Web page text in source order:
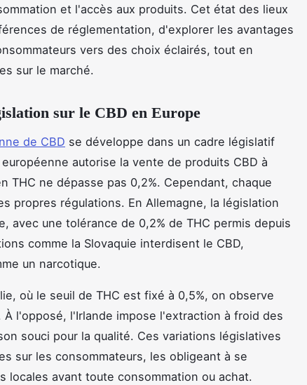
et l'accès aux produits. Cet état des lieux
de réglementation, d'explorer les avantages
vers des choix éclairés, tout en
sur le marché.
sur le CBD en Europe
de CBD se développe dans un cadre législatif
autorise la vente de produits CBD à
THC ne dépasse pas 0,2%. Cependant, chaque
propres régulations. En Allemagne, la législation
avec une tolérance de 0,2% de THC permis depuis
comme la Slovaquie interdisent le CBD,
un narcotique.
où le seuil de THC est fixé à 0,5%, on observe
À l'opposé, l'Irlande impose l'extraction à froid des
souci pour la qualité. Ces variations législatives
sur les consommateurs, les obligeant à se
locales avant toute consommation ou achat.